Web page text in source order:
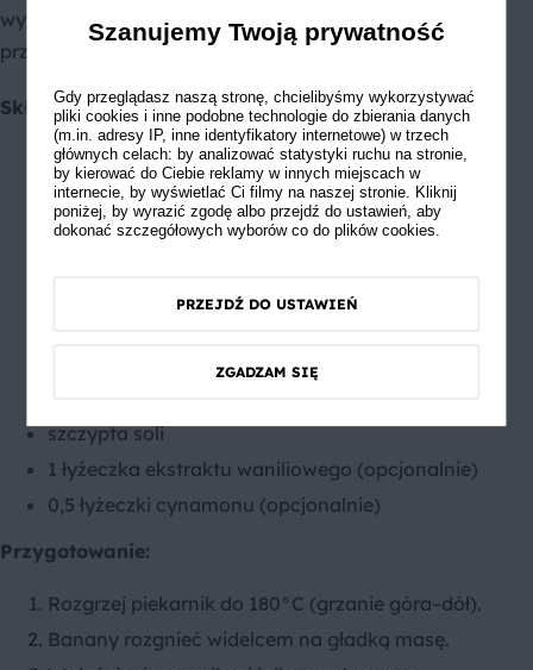
wypiek zdrowszym. Jest to dobry wybór zarówno na
przekąskę, śniadanie, jak i deser.
Składniki:
2 dojrzałe banany
0,5 szklanki cukru (można użyć brązowego
cukru)
1 łyżeczka proszku do pieczenia
szczypta soli
1 łyżeczka ekstraktu waniliowego (opcjonalnie)
0,5 łyżeczki cynamonu (opcjonalnie)
Przygotowanie:
Rozgrzej piekarnik do 180°C (grzanie góra–dół).
Banany rozgnieć widelcem na gładką masę.
Szanujemy Twoją prywatność
Gdy przeglądasz naszą stronę, chcielibyśmy wykorzystywać
pliki cookies i inne podobne technologie do zbierania danych
(m.in. adresy IP, inne identyfikatory internetowe) w trzech
głównych celach: by analizować statystyki ruchu na stronie,
by kierować do Ciebie reklamy w innych miejscach w
internecie, by wyświetlać Ci filmy na naszej stronie. Kliknij
poniżej, by wyrazić zgodę albo przejdź do ustawień, aby
dokonać szczegółowych wyborów co do plików cookies.
PRZEJDŹ DO USTAWIEŃ
ZGADZAM SIĘ